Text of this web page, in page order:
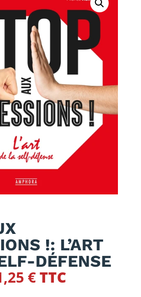
!: L’ART
DÉFENSE
€Le
TTC